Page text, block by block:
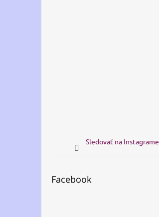
Sledovať na Instagrame
Facebook